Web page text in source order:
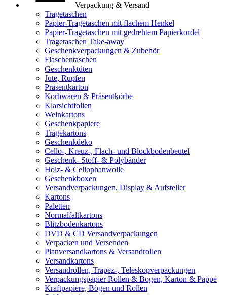
Verpackung & Versand
Tragetaschen
Papier-Tragetaschen mit flachem Henkel
Papier-Tragetaschen mit gedrehtem Papierkordel
Tragetaschen Take-away
Geschenkverpackungen & Zubehör
Flaschentaschen
Geschenktüten
Jute, Rupfen
Präsentkarton
Korbwaren & Präsentkörbe
Klarsichtfolien
Weinkartons
Geschenkpapiere
Tragekartons
Geschenkdeko
Cello-, Kreuz-, Flach- und Blockbodenbeutel
Geschenk- Stoff- & Polybänder
Holz- & Cellophanwolle
Geschenkboxen
Versandverpackungen, Display & Aufsteller
Kartons
Paletten
Normalfaltkartons
Blitzbodenkartons
DVD & CD Versandverpackungen
Verpacken und Versenden
Planversandkartons & Versandrollen
Versandkartons
Versandrollen, Trapez-, Teleskopverpackungen
Verpackungspapier Rollen & Bogen, Karton & Pappe
Kraftpapiere, Bögen und Rollen